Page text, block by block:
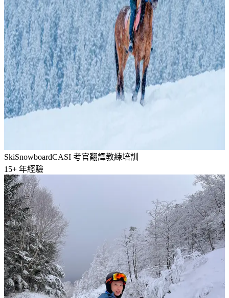
SkiSnowboardCASI 考官翻譯教練培訓
15+ 年經驗
楊瑋倫
滑雪教練